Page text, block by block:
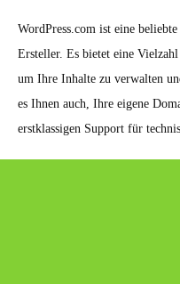
WordPress.com ist eine
Ersteller. Es bietet eine
um Ihre Inhalte zu verwalten
es Ihnen auch, Ihre eigene
erstklassigen Support für